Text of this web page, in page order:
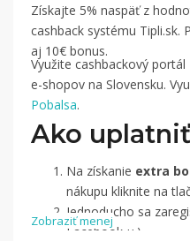
Získajte 5% naspäť z
cashback systému Tipli.sk.
aj 10€ bonus.
Využite cashbackový
e-shopov na Slovensku.
Pobalsa.
Ako
Na získanie extra
nákupu kliknite na
Jednoducho sa
Facebook-u.)
Zobraziť menej